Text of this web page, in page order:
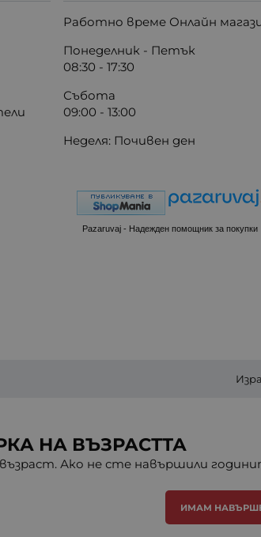
Работно време Онлайн
Понеделник - Петък
08:30 - 17:30
Събота
09:00 - 13:00
Неделя: Почивен ден
Pazaruvaj - Надежден помощник за покупки
НА ВЪЗРАСТТА
Ако не сте навършили
ИМАМ